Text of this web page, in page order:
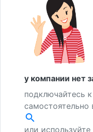
у компании нет
подключайтесь
самостоятельно
search
или